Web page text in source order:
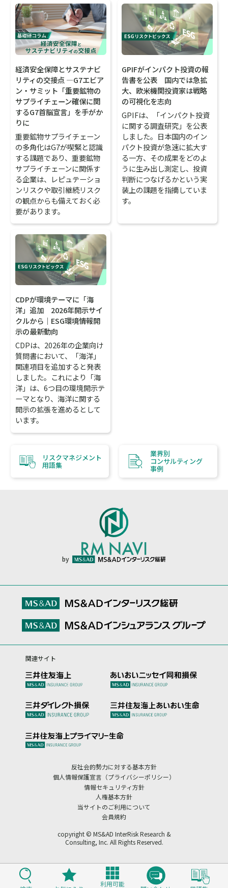
利用可能
経済安全保障とサステナビ
リティの交接点 ―G7エビア
ン・サミット「重要鉱物の
サプライチェーン確保に関
するG7首脳宣言」を手がか
りに
重要鉱物サプライチェーン
の多角化はG7が喫緊と認識
する課題であり、重要鉱物
サプライチェーンに関係す
る企業は、レピュテーショ
ンリスクや取引継続リスク
の観点からも備えておく必
要があります。
GPIFがインパクト投資の報
告書を公表 国内では急拡
大、欧米機関投資家は戦略
の可視化を志向
GPIFは、「インパクト投資
に関する調査研究」を公表
しました。日本国内のイン
パクト投資が急速に拡大す
る一方、その成果をどのよ
うに生み出し測定し、投資
判断につなげるかという実
装上の課題を指摘していま
す。
CDPが環境テーマに「海
洋」追加 2026年開示サイ
クルから｜ESG環境情報開
示の最新動向
CDPは、2026年の企業向け
質問書において、「海洋」
関連項目を追加すると発表
しました。これにより「海
洋」は、6つ目の環境開示テ
ーマとなり、海洋に関する
開示の拡張を進めるとして
います。
リスクマネジメント
用語集
業界別
コンサルティング
事例
by
関連サイト
反社会的勢力に対する基本方針
個人情報保護宣言（プライバシーポリシー）
情報セキュリティ方針
人権基本方針
当サイトのご利用について
会員規約
copyright © MS&AD InterRisk Research &
Consulting, Inc. All Rights Reserved.